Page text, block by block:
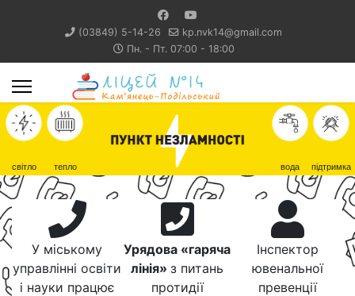
(03849) 5-14-26
kp.nvk14@gmail.com
Пн. - Пт. 07:00 - 18:00
світло тепло вода підтримка
У міському
управлінні освіти
і науки працює
Урядова «гаряча
лінія» з питань
протидії
Інспектор
ювенальної
превенції